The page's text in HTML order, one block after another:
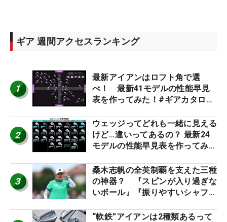
ギア 週間アクセスランキング
1
最新アイアンはロフト角で選
べ！ 最新41モデルの性能早見
表を作ってみた！#ギアカタログ
2
ウェッジってどれも一緒に見える
けど…違いってあるの？ 最新24
モデルの性能早見表を作ってみ
3
桑木志帆の全英制覇を支えた三種
の神器？ 『スピンが入り過ぎな
いボール』『振りやすいシャフ
ー』 #女子プロセッティング
“軟鉄”アイアンは2種類あるって